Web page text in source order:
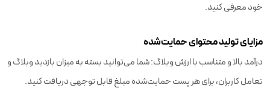
خود معرفی کنید.
مزایای تولید محتوای حمایت‌شده
درآمد بالا و متناسب با ارزش وبلاگ: شما می‌توانید بسته به میزان بازدید وبلاگ و
تعامل کاربران، برای هر پست حمایت‌شده مبلغ قابل توجهی دریافت کنید.